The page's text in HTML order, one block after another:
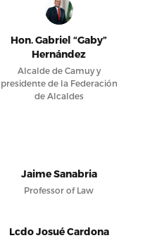
Hon. Gabriel “Gaby”
Hernández
Alcalde de Camuy y
presidente de la Federación
de Alcaldes
Jaime Sanabria
Professor of Law
Lcdo Josué Cardona